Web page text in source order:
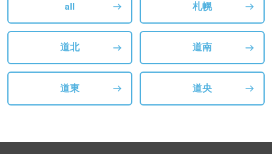
all 札幌
道北 道南
道東 道央